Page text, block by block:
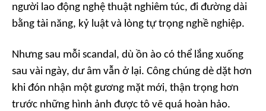
người lao động nghệ thuật nghiêm túc, đi đường dài
bằng tài năng, kỷ luật và lòng tự trọng nghề nghiệp.
Nhưng sau mỗi scandal, dù ồn ào có thể lắng xuống
sau vài ngày, dư âm vẫn ở lại. Công chúng dè dặt hơn
khi đón nhận một gương mặt mới, thận trọng hơn
trước những hình ảnh được tô vẽ quá hoàn hảo.